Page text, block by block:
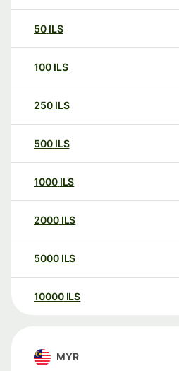
50 ILS
100 ILS
250 ILS
500 ILS
1000 ILS
2000 ILS
5000 ILS
10000 ILS
MYR